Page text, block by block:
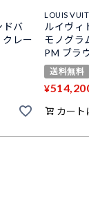
ドバ
レー
LOUIS
ルイヴィ
モノグラ
PM ブラ
送料無料
¥
カート